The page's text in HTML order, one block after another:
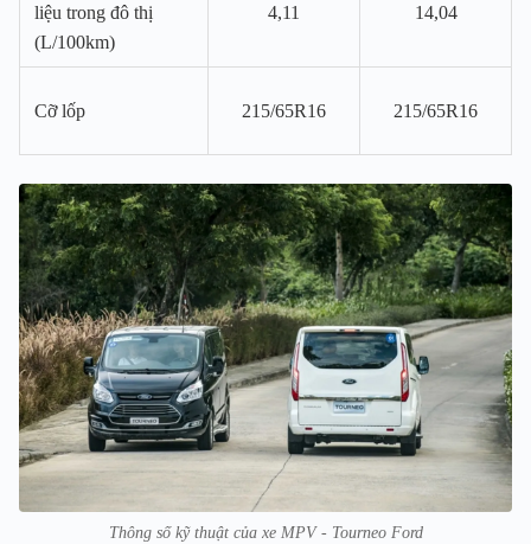
liệu trong đô thị
(L/100km)
4,11 14,04
Cỡ lốp 215/65R16 215/65R16
Thông số kỹ thuật của xe MPV - Tourneo Ford